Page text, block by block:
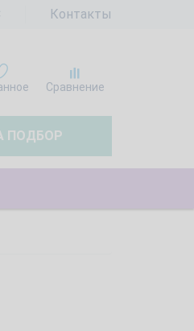
Контакты
Сравнение
ПОДБОР